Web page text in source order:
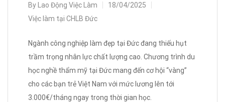
By Lao Động Việc Làm
18/04/2025
Việc làm tại CHLB Đức
Ngành công nghiệp làm đẹp tại Đức đang thiếu hụt
trầm trọng nhân lực chất lượng cao. Chương trình du
học nghề thẩm mỹ tại Đức mang đến cơ hội “vàng”
cho các bạn trẻ Việt Nam với mức lương lên tới
3.000€/tháng ngay trong thời gian học.